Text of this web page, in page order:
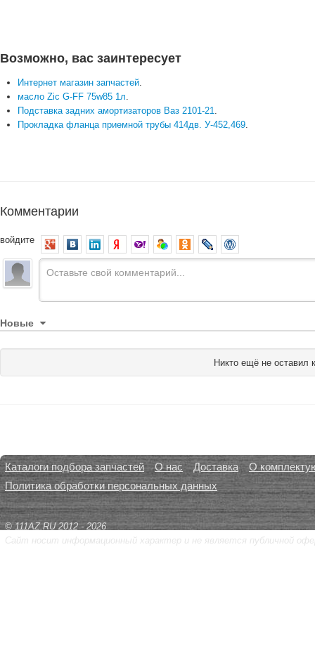
Возможно, вас заинтересует
Интернет магазин запчастей.
масло Zic G-FF 75w85 1л.
Подставка задних амортизаторов Ваз 2101-21.
Прокладка фланца приемной трубы 414дв. У-452,469.
Комментарии
войдите
Новые
Никто ещё не оставил
Каталоги подбора запчастей О нас Доставка
О
Политика обработки персональных данных
© 111AZ.RU 2012 - 2026
Сайт носит информационный характер и не является публичной